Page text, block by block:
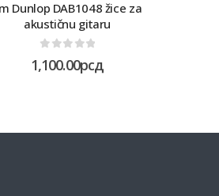
Dunlop DAB1048 žice za
akustičnu gitaru
1,100.00рсд